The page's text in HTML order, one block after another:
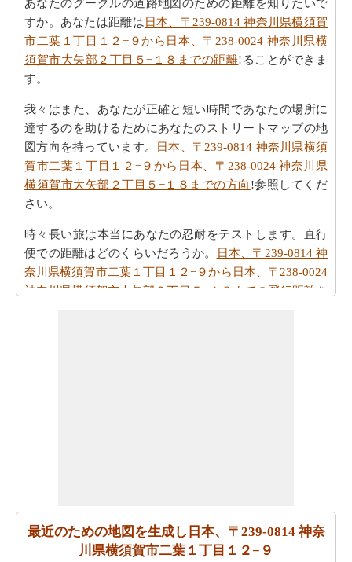
あなたのグーグルの道路地図のための距離を知りたいで
すか。あなたは距離は日本、〒239-0814 神奈川県横須賀
市二葉１丁目１２−９から日本、〒238-0024 神奈川県横
須賀市大矢部２丁目５−１８までの距離!ることができま
す。
我々はまた、あなたが正確と短い時間であなたの場所に
達するのを助けるためにあなたのストリートマップの地
図方向を持っています。
日本、〒239-0814 神奈川県横須
賀市二葉１丁目１２−９から日本、〒238-0024 神奈川県
横須賀市大矢部２丁目５−１８までの方向 !参照してくだ
さい。
時々長い旅は本当にあなたの忍耐をテストします。直行
便での距離はどのくらいだろうか。
日本、〒239-0814 神
奈川県横須賀市二葉１丁目１２−９から日本、〒238-0024
神奈川県横須賀市大矢部２丁目５−１８までの飛行距離 を
−１８までの旅行 を計画するのに役立ちます。
ご旅行中の時間的な制約がありましたか。より良いあな
最近のための地図を生成し日本、〒239-0814 神奈
川県横須賀市二葉１丁目１２−９